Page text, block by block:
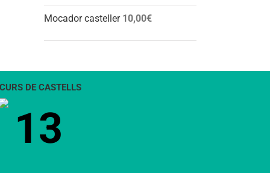
Mocador casteller 10,00€
DE CASTELLS
13